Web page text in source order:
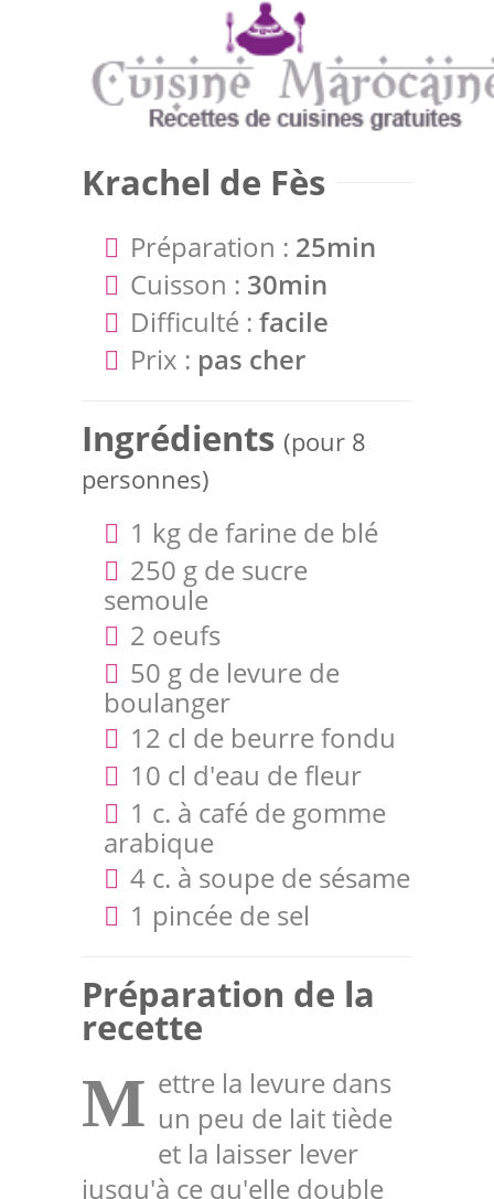
Krachel de Fès
Préparation : 25min
Cuisson : 30min
Difficulté : facile
Prix : pas cher
Ingrédients (pour 8
personnes)
1 kg de farine de blé
250 g de sucre
semoule
2 oeufs
50 g de levure de
boulanger
12 cl de beurre fondu
10 cl d'eau de fleur
1 c. à café de gomme
arabique
4 c. à soupe de sésame
1 pincée de sel
Préparation de la
recette
M ettre la levure dans
un peu de lait tiède
et la laisser lever
jusqu'à ce qu'elle double